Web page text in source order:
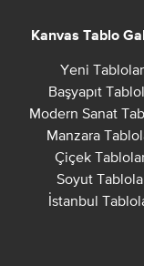
Kanvas Tablo
Yeni Tablolar
Başyapıt
Modern Sanat
Manzara
Çiçek
Soyut
İstanbul